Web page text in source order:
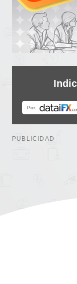
PUBLICIDAD